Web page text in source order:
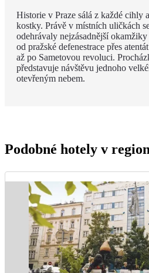
Historie v Praze sálá z každé cihly
kostky. Právě v místních uličkách
odehrávaly nejzásadnější
od pražské defenestrace přes
až po Sametovou revoluci.
představuje návštěvu jednoho
otevřeným nebem.
Podobné hotely v